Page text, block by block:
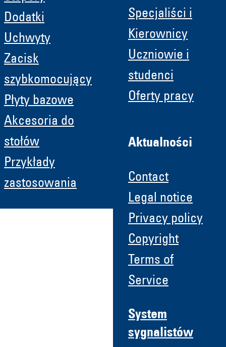
Dodatki
Uchwyty
Zacisk
szybkomocujący
Płyty bazowe
Akcesoria do
stołów
Przykłady
zastosowania
Specjaliści i
Kierownicy
Uczniowie i
studenci
Oferty pracy
Aktualności
Contact
Legal notice
Privacy policy
Copyright
Terms of
Service
System
sygnalistów